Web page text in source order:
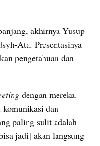
akhirnya Yusup
Ata. Presentasinya
pengetahuan dan
dengan mereka.
dan
paling sulit adalah
jadi] akan langsung